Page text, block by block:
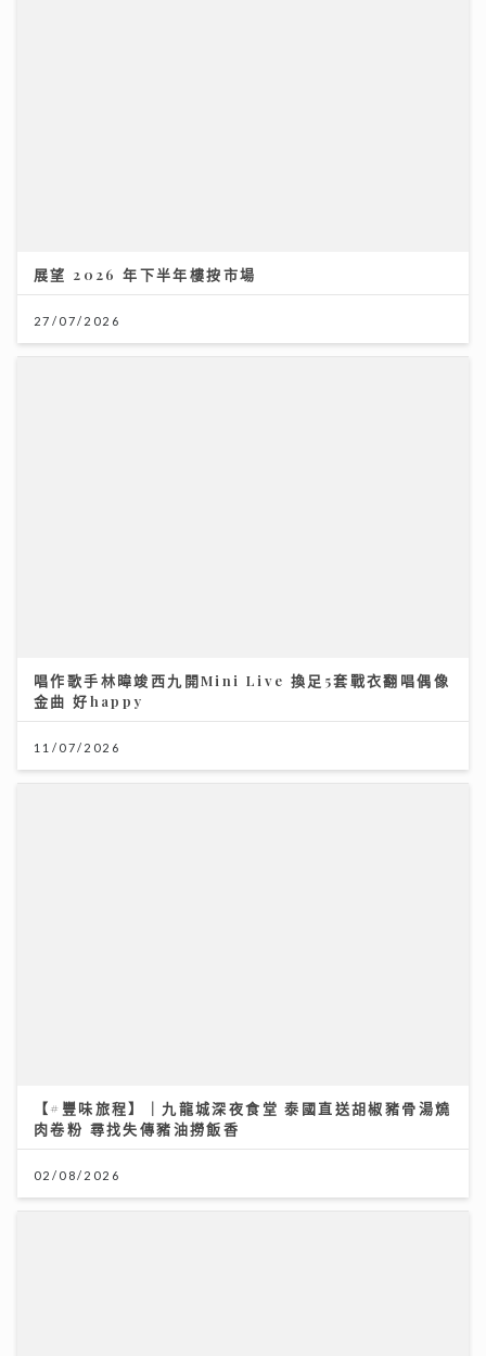
展望 2026 年下半年樓按市場
27/07/2026
11/07/2026
【#豐味旅程】｜九龍城深夜食堂 泰國直送胡椒豬骨湯燒
肉卷粉 尋找失傳豬油撈飯香
02/08/2026